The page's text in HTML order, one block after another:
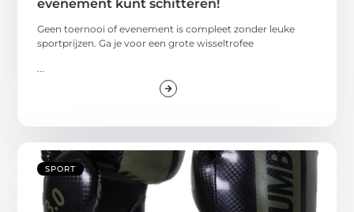
evenement kunt schitteren!
Geen toernooi of evenement is compleet zonder leuke
sportprijzen. Ga je voor een grote wisseltrofee
...
SPORT